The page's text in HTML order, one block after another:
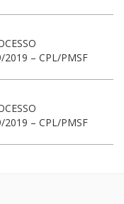
2019 – CPL/PMSF
2019 – CPL/PMSF